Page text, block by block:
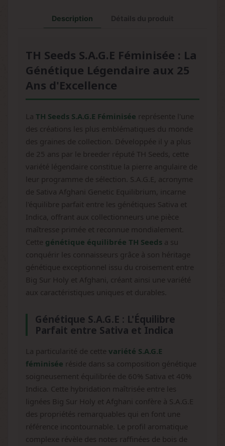
Description
TH Seeds S.A.G.E Féminisée : La
Génétique Légendaire aux 25
Ans d'Excellence
La TH Seeds S.A.G.E Féminisée représente l'une
des créations les plus emblématiques du monde
des graines de collection. Développée il y a plus
de 25 ans par le breeder réputé TH Seeds, cette
variété légendaire constitue la pierre angulaire de
leur programme de sélection. S.A.G.E, acronyme
de Sativa Afghani Genetic Equilibrium, incarne
l'équilibre parfait entre les génétiques Sativa et
Indica, offrant aux collectionneurs une pièce
maîtresse primée et reconnue mondialement.
Cette génétique équilibrée TH Seeds a su
conquérir les connaisseurs grâce à son héritage
génétique exceptionnel issu du croisement entre
Big Sur Holy et Afghani, créant ainsi une variété
aux caractéristiques uniques et durables.
Génétique S.A.G.E : L'Équilibre
Parfait entre Sativa et Indica
La particularité de cette variété S.A.G.E
féminisée réside dans sa composition génétique
soigneusement équilibrée de 60% Sativa et 40%
Indica. Cette hybridation maîtrisée entre les
lignées Big Sur Holy et Afghani confère à S.A.G.E
des propriétés remarquables qui en font une
référence incontournable. Le profil aromatique
complexe révèle des notes raffinées de bois de